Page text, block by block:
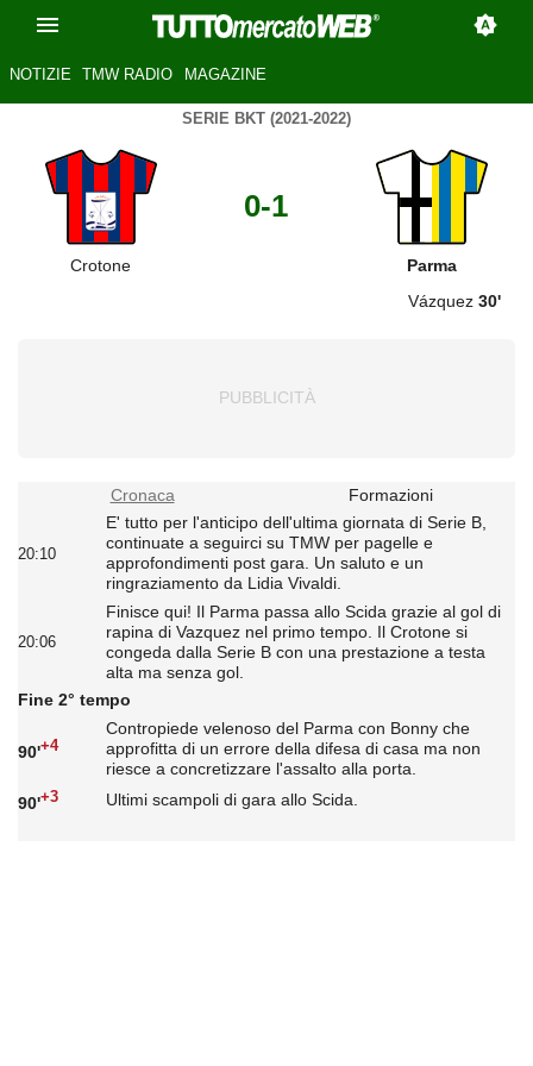
NOTIZIE TMW RADIO MAGAZINE
SERIE BKT (2021-2022)
Crotone
0-1
Parma
Vázquez 30'
Cronaca Formazioni
20:10
E' tutto per l'anticipo dell'ultima giornata di Serie B,
continuate a seguirci su TMW per pagelle e
approfondimenti post gara. Un saluto e un
ringraziamento da Lidia Vivaldi.
20:06
Finisce qui! Il Parma passa allo Scida grazie al gol di
rapina di Vazquez nel primo tempo. Il Crotone si
congeda dalla Serie B con una prestazione a testa
alta ma senza gol.
Fine 2° tempo
90'+4
Contropiede velenoso del Parma con Bonny che
approfitta di un errore della difesa di casa ma non
riesce a concretizzare l'assalto alla porta.
90'+3 Ultimi scampoli di gara allo Scida.